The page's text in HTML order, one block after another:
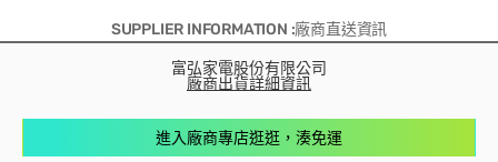
SUPPLIER INFORMATION :廠商直送資訊
富弘家電股份有限公司
廠商出貨詳細資訊
進入廠商專店逛逛，湊免運